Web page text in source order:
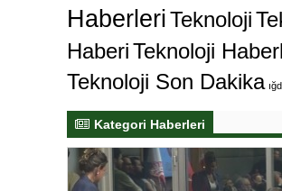
HaberleriTeknoloji
HaberiTeknoloji
Teknoloji Son Dakika
Kategori Haberleri